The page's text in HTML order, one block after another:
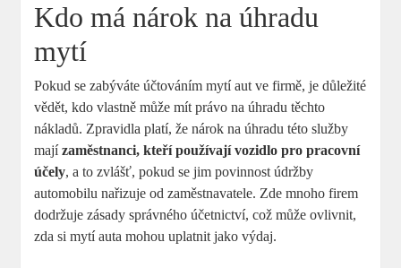
Kdo má nárok na úhradu
mytí
Pokud se zabýváte účtováním mytí aut ve firmě, je důležité
vědět, kdo vlastně může mít právo na úhradu těchto
nákladů. Zpravidla platí, že nárok na úhradu této služby
majízaměstnanci, kteří používají vozidlo pro pracovní
účely, a to zvlášť, pokud se jim povinnost údržby
automobilu nařizuje od zaměstnavatele. Zde mnoho firem
dodržuje zásady správného účetnictví, což může ovlivnit,
zda si mytí auta mohou uplatnit jako výdaj.